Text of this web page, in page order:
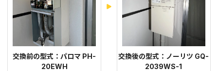
交換前の型式：パロマ PH-
20EWH
交換後の型式：ノーリツ GQ-
2039WS-1